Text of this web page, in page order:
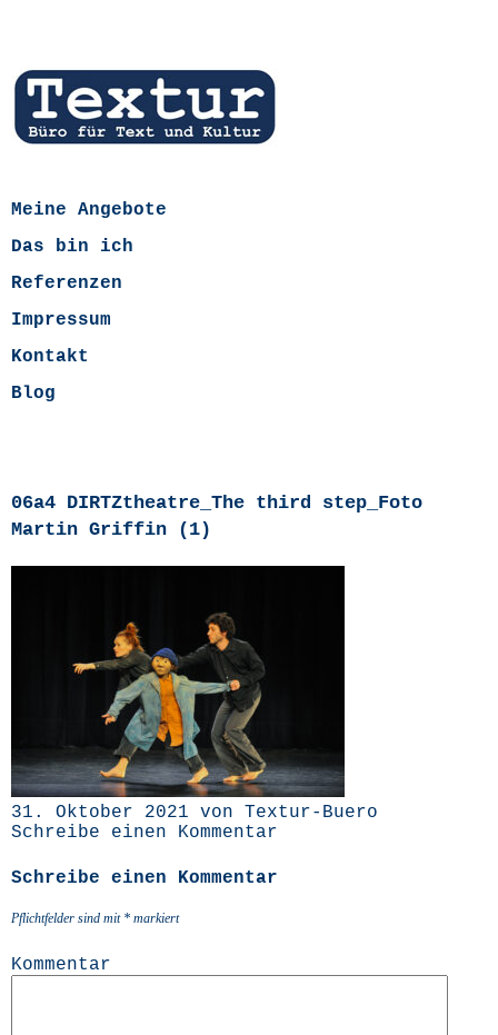
Meine Angebote
Das bin ich
Referenzen
Impressum
Kontakt
Blog
06a4 DIRTZtheatre_The third step_Foto
Martin Griffin (1)
31. Oktober 2021 von Textur-Buero
Schreibe einen Kommentar
Schreibe einen Kommentar
Pflichtfelder sind mit * markiert
Kommentar